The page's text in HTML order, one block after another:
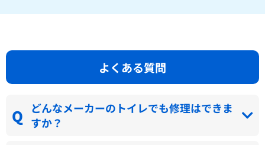
よくある質問
どんなメーカーのトイレでも修理はできま
すか？